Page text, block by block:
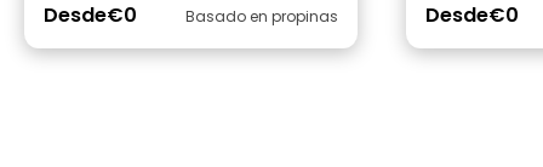
Desde€0 Basado en propinas Desde€0